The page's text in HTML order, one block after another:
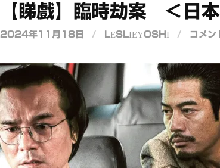
【睇戲】臨時劫案 ＜日
2024年11月18日 / LESLIEYOSHI / コメン